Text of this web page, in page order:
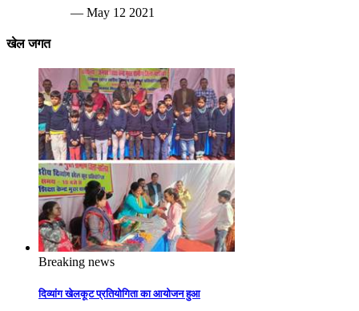
— May 12 2021
खेल जगत
Breaking news
दिव्यांग खेलकूट प्रतियोगिता का आयोजन हुआ